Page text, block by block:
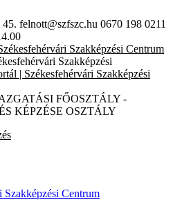
45. felnott@szfszc.hu 0670 198 0211
Szakképzési
| Székesfehérvári Szakképzési
FŐOSZTÁLY -
KÉPZÉSE OSZTÁLY
Centrum